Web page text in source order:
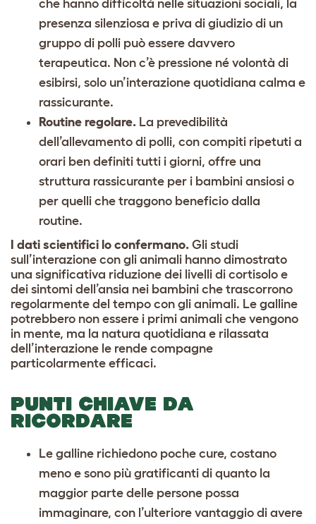
che hanno difficoltà nelle situazioni sociali, la
presenza silenziosa e priva di giudizio di un
gruppo di polli può essere davvero
terapeutica. Non c’è pressione né volontà di
esibirsi, solo un’interazione quotidiana calma e
rassicurante.
Routine regolare. La prevedibilità
dell’allevamento di polli, con compiti ripetuti a
orari ben definiti tutti i giorni, offre una
struttura rassicurante per i bambini ansiosi o
per quelli che traggono beneficio dalla
routine.
I dati scientifici lo confermano. Gli studi
sull’interazione con gli animali hanno dimostrato
una significativa riduzione dei livelli di cortisolo e
dei sintomi dell’ansia nei bambini che trascorrono
regolarmente del tempo con gli animali. Le galline
potrebbero non essere i primi animali che vengono
in mente, ma la natura quotidiana e rilassata
dell’interazione le rende compagne
particolarmente efficaci.
PUNTI CHIAVE DA
RICORDARE
Le galline richiedono poche cure, costano
meno e sono più gratificanti di quanto la
maggior parte delle persone possa
immaginare, con l’ulteriore vantaggio di avere